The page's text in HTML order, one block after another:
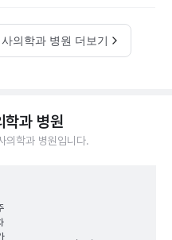
의학과 병원 더보기
학과 병원
의학과 병원입니다.